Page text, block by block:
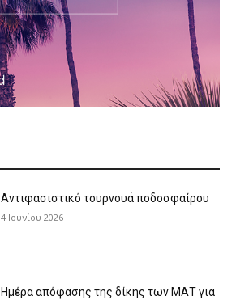
Αντιφασιστικό τουρνουά ποδοσφαίρου
4 Ιουνίου 2026
Ημέρα απόφασης της δίκης των ΜΑΤ για